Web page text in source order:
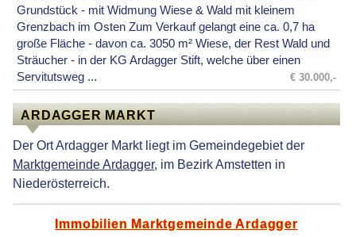
Grundstück - mit Widmung Wiese & Wald mit kleinem
Grenzbach im Osten Zum Verkauf gelangt eine ca. 0,7 ha
große Fläche - davon ca. 3050 m² Wiese, der Rest Wald und
Sträucher - in der KG Ardagger Stift, welche über einen
Servitutsweg ...
€ 30.000,-
ARDAGGER MARKT
Der Ort Ardagger Markt liegt im Gemeindegebiet der
Marktgemeinde Ardagger, im Bezirk Amstetten in
Niederösterreich.
Immobilien Marktgemeinde Ardagger